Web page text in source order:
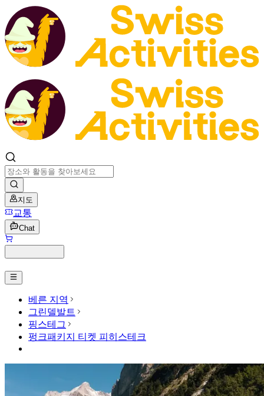
지도
교통
Chat
베른 지역
그린델발트
핑스테그
펑크패키지 티켓 피히스테크